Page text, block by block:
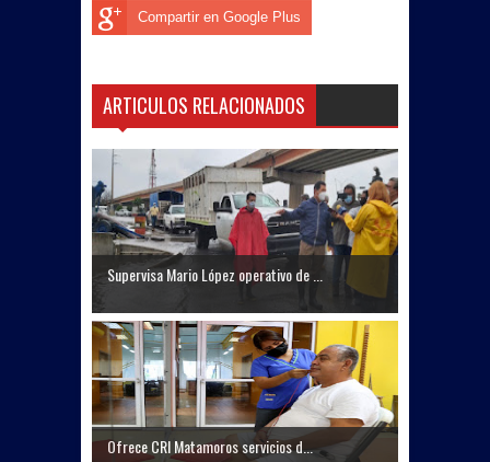
Compartir en Google Plus
ARTICULOS RELACIONADOS
Supervisa Mario López operativo de ...
Ofrece CRI Matamoros servicios d...